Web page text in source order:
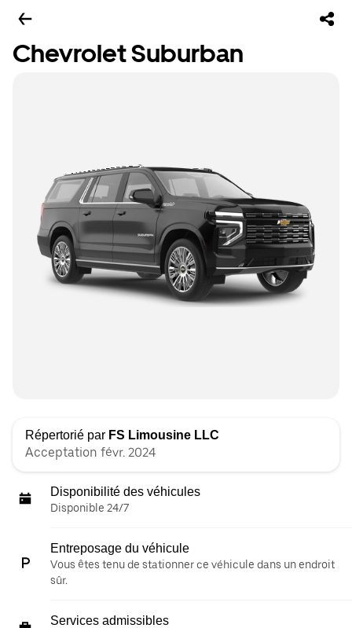
Chevrolet Suburban
Répertorié par FS Limousine LLC
Acceptation févr. 2024
Disponibilité des véhicules
Disponible 24/7
Entreposage du véhicule
Vous êtes tenu de stationner ce véhicule dans un endroit
sûr.
Services admissibles